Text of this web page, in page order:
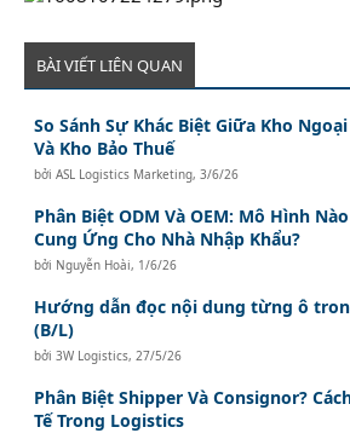
BÀI VIẾT LIÊN QUAN
So Sánh Sự Khác Biệt Giữa Kho Ngoại
Và Kho Bảo Thuế
bởiASL Logistics Marketing,3/6/26
Phân Biệt ODM Và OEM: Mô Hình
Cung Ứng Cho Nhà Nhập Khẩu?
bởi Nguyễn Hoài, 1/6/26
Hướng dẫn đọc nội dung từng ô
(B/L)
bởi3W Logistics, 27/5/26
Phân Biệt Shipper Và Consignor?
Tế Trong Logistics